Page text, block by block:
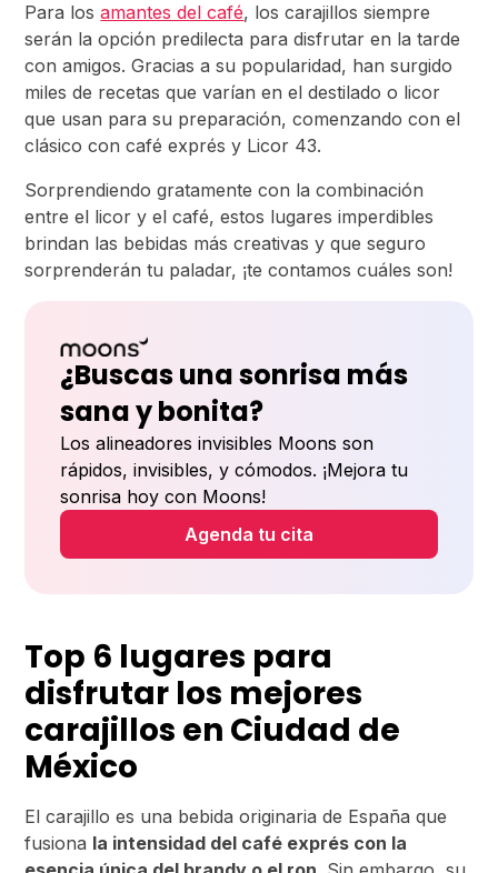
Para losamantes del café, los carajillos siempre
serán la opción predilecta para disfrutar en la tarde
con amigos. Gracias a su popularidad, han surgido
miles de recetas que varían en el destilado o licor
que usan para su preparación, comenzando con el
clásico con café exprés y Licor 43.
Sorprendiendo gratamente con la combinación
entre el licor y el café, estos lugares imperdibles
brindan las bebidas más creativas y que seguro
sorprenderán tu paladar, ¡te contamos cuáles son!
¿Buscas una sonrisa más
sana y bonita?
Los alineadores invisibles Moons son
rápidos, invisibles, y cómodos. ¡Mejora tu
sonrisa hoy con Moons!
Agenda tu cita
Top 6 lugares para
disfrutar los mejores
carajillos en Ciudad de
México
El carajillo es una bebida originaria de España que
fusiona la intensidad del café exprés con la